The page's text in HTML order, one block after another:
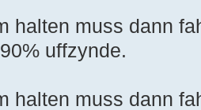
halten muss dann
uffzynde.
halten muss dann